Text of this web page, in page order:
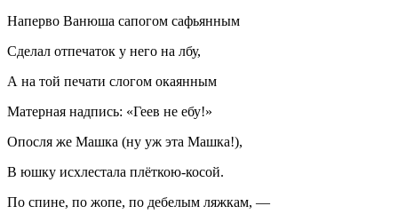
Наперво Ванюша сапогом сафьянным
Сделал отпечаток у него на лбу,
А на той печати слогом окаянным
Матерная надпись: «Геев не ебу!»
Опосля же Машка (ну уж эта Машка!),
В юшку исхлестала плёткою-косой.
По спине, по жопе, по дебелым ляжкам, —